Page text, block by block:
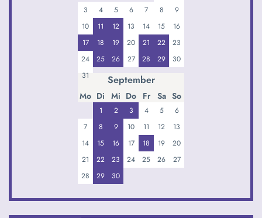
3
4 5 6 7 8
9
10
11 12 13 14 15
16
17
18 19 20 21 22
23
24
25 26 27 28 29
30
31
September
Mo Di Mi Do Fr Sa So
1 2 3 4 5
6
7
8 9 10 11 12
13
14
15 16 17 18 19
20
21
22 23 24 25 26
27
28
29 30